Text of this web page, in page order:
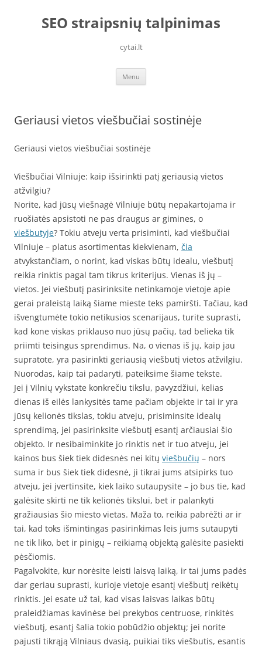
contentSEO straipsnių talpinimas
cytai.lt
Menu
Geriausi vietos viešbučiai sostinėje
Geriausi vietos viešbučiai sostinėje
Viešbučiai Vilniuje: kaip išsirinkti patį geriausią vietos
atžvilgiu?
Norite, kad jūsų viešnagė Vilniuje būtų nepakartojama ir
ruošiatės apsistoti ne pas draugus ar gimines, o
viešbutyje? Tokiu atveju verta prisiminti, kad viešbučiai
Vilniuje – platus asortimentas kiekvienam, čia
atvykstančiam, o norint, kad viskas būtų idealu, viešbutį
reikia rinktis pagal tam tikrus kriterijus. Vienas iš jų –
vietos. Jei viešbutį pasirinksite netinkamoje vietoje apie
gerai praleistą laiką šiame mieste teks pamiršti. Tačiau, kad
išvengtumėte tokio netikusios scenarijaus, turite suprasti,
kad kone viskas priklauso nuo jūsų pačių, tad belieka tik
priimti teisingus sprendimus. Na, o vienas iš jų, kaip jau
supratote, yra pasirinkti geriausią viešbutį vietos atžvilgiu.
Nuorodas, kaip tai padaryti, pateiksime šiame tekste.
Jei į Vilnių vykstate konkrečiu tikslu, pavyzdžiui, kelias
dienas iš eilės lankysitės tame pačiam objekte ir tai ir yra
jūsų kelionės tikslas, tokiu atveju, prisiminsite idealų
sprendimą, jei pasirinksite viešbutį esantį arčiausiai šio
objekto. Ir nesibaiminkite jo rinktis net ir tuo atveju, jei
kainos bus šiek tiek didesnės nei kitų viešbučių – nors
suma ir bus šiek tiek didesnė, ji tikrai jums atsipirks tuo
atveju, jei įvertinsite, kiek laiko sutaupysite – jo bus tie, kad
galėsite skirti ne tik kelionės tikslui, bet ir palankyti
gražiausias šio miesto vietas. Maža to, reikia pabrėžti ar ir
tai, kad toks išmintingas pasirinkimas leis jums sutaupyti
ne tik liko, bet ir pinigų – reikiamą objektą galėsite pasiekti
pėsčiomis.
Pagalvokite, kur norėsite leisti laisvą laiką, ir tai jums padės
dar geriau suprasti, kurioje vietoje esantį viešbutį reikėtų
rinktis. Jei esate už tai, kad visas laisvas laikas būtų
praleidžiamas kavinėse bei prekybos centruose, rinkitės
viešbutį, esantį šalia tokio pobūdžio objektų; jei norite
pajusti tikrąją Vilniaus dvasią, puikiai tiks viešbutis, esantis